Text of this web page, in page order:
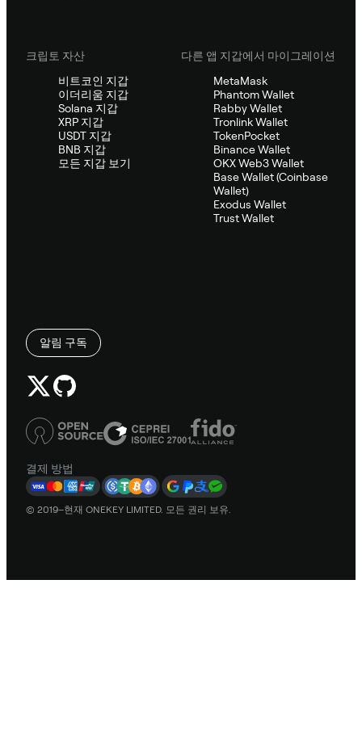
크립토 자산
비트코인 지갑
이더리움 지갑
Solana 지갑
XRP 지갑
USDT 지갑
BNB 지갑
모든 지갑 보기
다른 앱 지갑에서 마이그레이션
MetaMask
Phantom Wallet
Rabby Wallet
Tronlink Wallet
TokenPocket
Binance Wallet
OKX Web3 Wallet
Base Wallet (Coinbase
Wallet)
Exodus Wallet
Trust Wallet
알림 구독
결제 방법
© 2019–현재 ONEKEY LIMITED. 모든 권리 보유.